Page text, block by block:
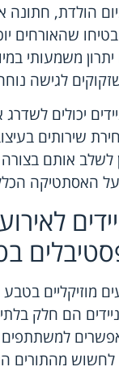
הולדת, חתונה
שהאורחים
משמעותי
לגישה
יכולים
שירותים
לשלב אותם
על האסתטיקה
מוזיקליים
ניידים הם חלק
למשתתפים
לחשוש מהתורים